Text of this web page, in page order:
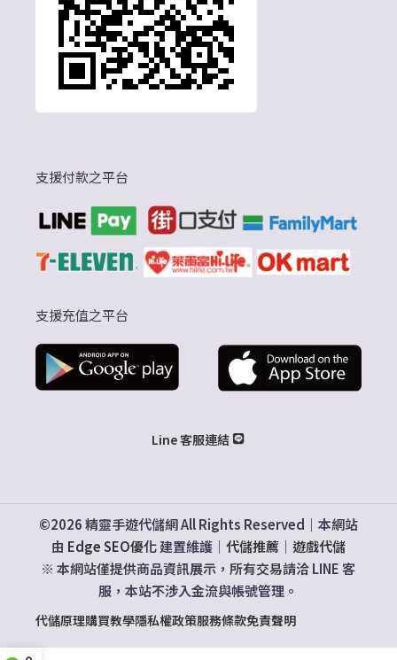
支援付款之平台
支援充值之平台
Line 客服連結
©2026 精靈手遊代儲網 All Rights Reserved｜本網站
由 Edge SEO優化建置維護｜ 代儲推薦｜ 遊戲代儲
※ 本網站僅提供商品資訊展示，所有交易請洽 LINE 客
服，本站不涉入金流與帳號管理。
代儲原理購買教學隱私權政策服務條款免責聲明